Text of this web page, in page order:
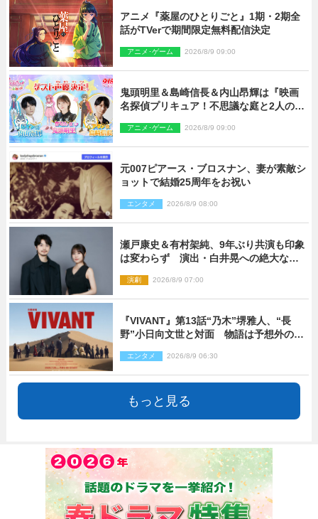
アニメ『薬屋のひとりごと』1期・2期全
話がTVerで期間限定無料配信決定
アニメ･ゲーム 2026/8/9 09:00
鬼頭明里＆島崎信長＆内山昂輝は『映画
名探偵プリキュア！不思議な庭と2人の秘
アニメ･ゲーム 2026/8/9 09:00
元007ピアース・ブロスナン、妻が素敵シ
ョットで結婚25周年をお祝い
エンタメ 2026/8/9 08:00
瀬戸康史＆有村架純、9年ぶり共演も印象
は変わらず 演出・白井晃への絶大なる
演劇 2026/8/9 07:00
『VIVANT』第13話“乃木”堺雅人、“長
野”小日向文世と対面 物語は予想外の展
エンタメ 2026/8/9 06:30
もっと見る